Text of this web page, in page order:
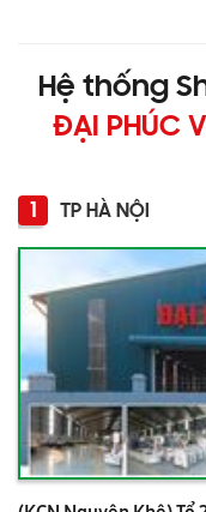
Hệ thống
ĐẠI PHÚC
1 TP HÀ NỘI